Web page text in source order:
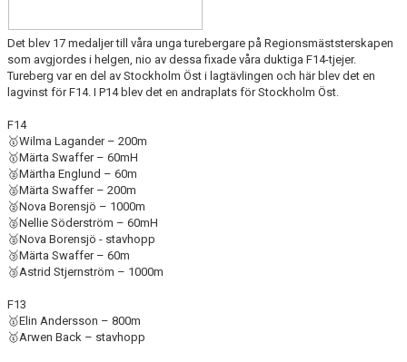
Det blev 17 medaljer till våra unga turebergare på Regionsmäststerskapen
som avgjordes i helgen, nio av dessa fixade våra duktiga F14-tjejer.
Tureberg var en del av Stockholm Öst i lagtävlingen och här blev det en
lagvinst för F14. I P14 blev det en andraplats för Stockholm Öst.
F14
🥇Wilma Lagander – 200m
🥇Märta Swaffer – 60mH
🥈Märtha Englund – 60m
🥈Märta Swaffer – 200m
🥈Nova Borensjö – 1000m
🥈Nellie Söderström – 60mH
🥈Nova Borensjö - stavhopp
🥉Märta Swaffer – 60m
🥉Astrid Stjernström – 1000m
F13
🥇Elin Andersson – 800m
🥇Arwen Back – stavhopp